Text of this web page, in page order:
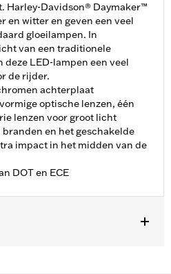
Harley-Davidson® Daymaker™
en witter en geven een veel
gloeilampen. In
van een traditionele
LED-lampen een veel
de rijder.
achterplaat
optische lenzen, één
lenzen voor groot licht
en het geschakelde
impact in het midden van de
DOT en ECE